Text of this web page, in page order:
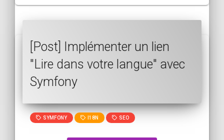
[Post] Implémenter un lien
"Lire dans votre langue" avec
Symfony
SYMFONY I18N SEO